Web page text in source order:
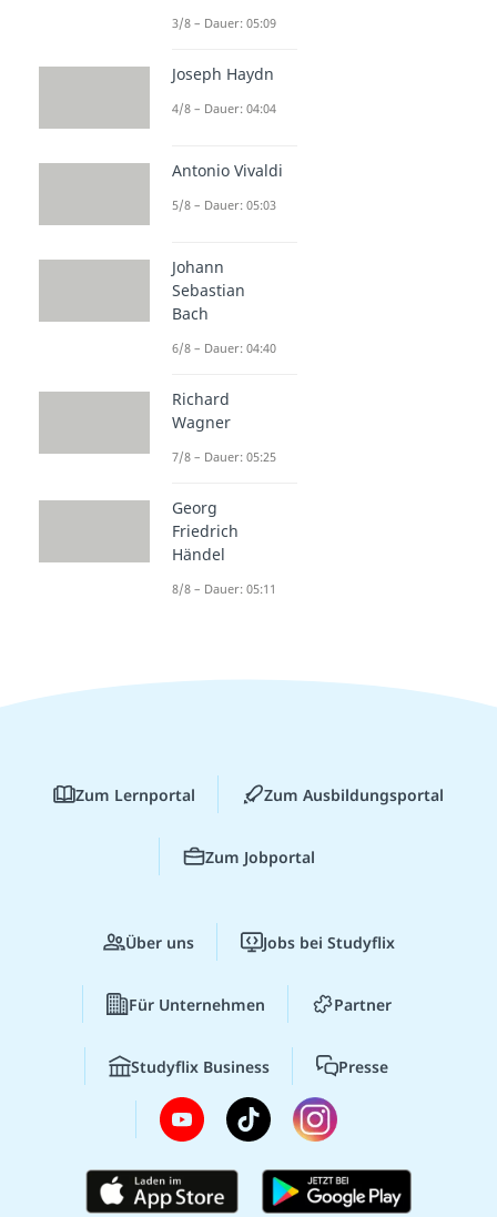
3/8 – Dauer: 05:09
Joseph Haydn
4/8 – Dauer: 04:04
Antonio Vivaldi
5/8 – Dauer: 05:03
Johann
Sebastian
Bach
6/8 – Dauer: 04:40
Richard
Wagner
7/8 – Dauer: 05:25
Georg
Friedrich
Händel
8/8 – Dauer: 05:11
Zum Lernportal Zum Ausbildungsportal
Zum Jobportal
Über uns Jobs bei Studyflix
Für Unternehmen Partner
Studyflix Business Presse